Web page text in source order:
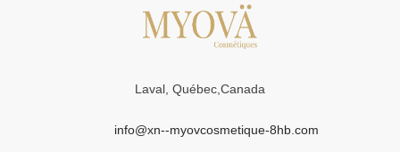
Laval, Québec,Canada
info@xn--myovcosmetique-8hb.com